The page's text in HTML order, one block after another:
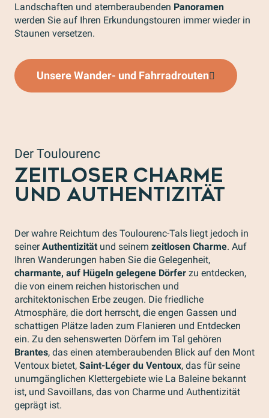
Landschaften und atemberaubenden Panoramen
werden Sie auf Ihren Erkundungstouren immer wieder in
Staunen versetzen.
Unsere Wander- und Fahrradrouten
Der Toulourenc
ZEITLOSER CHARME
UND AUTHENTIZITÄT
Der wahre Reichtum des Toulourenc-Tals liegt jedoch in
seinerAuthentizität und seinem zeitlosen Charme. Auf
Ihren Wanderungen haben Sie die Gelegenheit,
charmante, auf Hügeln gelegene Dörfer zu entdecken,
die von einem reichen historischen und
architektonischen Erbe zeugen. Die friedliche
Atmosphäre, die dort herrscht, die engen Gassen und
schattigen Plätze laden zum Flanieren und Entdecken
ein. Zu den sehenswerten Dörfern im Tal gehören
Brantes, das einen atemberaubenden Blick auf den Mont
Ventoux bietet, Saint-Léger du Ventoux, das für seine
unumgänglichen Klettergebiete wie La Baleine bekannt
ist, und Savoillans, das von Charme und Authentizität
geprägt ist.